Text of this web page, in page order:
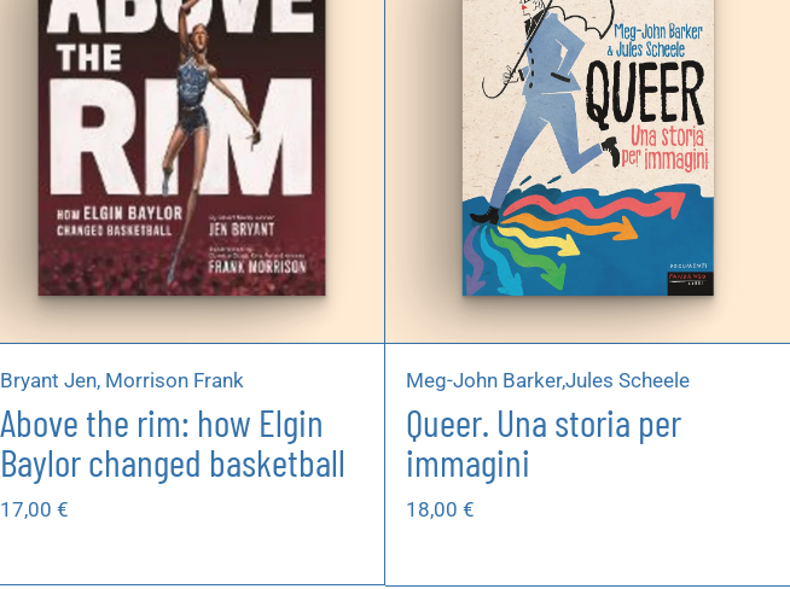
Bryant Jen, Morrison Frank
Above the rim: how Elgin
Baylor changed basketball
17,00 €
Meg-John Barker,Jules Scheele
Queer. Una storia per
immagini
18,00 €